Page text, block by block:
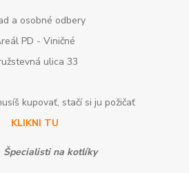
a osobné odbery
PD - Viničné
ulica 33
kupovať, stačí si ju požičať
KLIKNI TU
Špecialisti na kotlíky